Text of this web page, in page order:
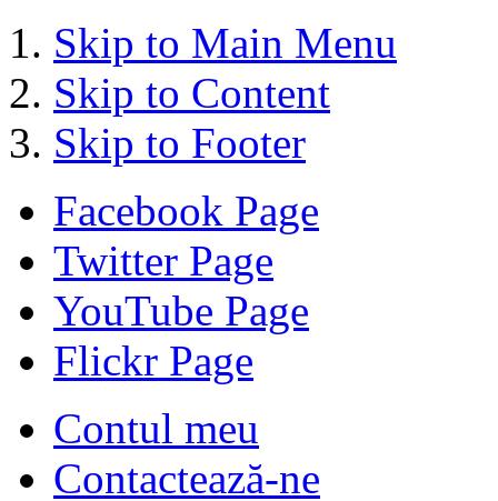
Skip to Main Menu
Skip to Content
Skip to Footer
Facebook Page
Twitter Page
YouTube Page
Flickr Page
Contul meu
Contactează-ne